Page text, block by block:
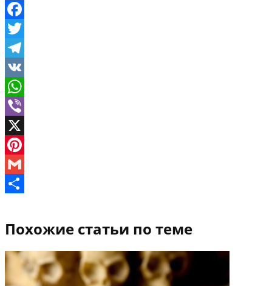
Facebook
Twitter
Telegram
VK
WhatsApp
Viber
X
Pinterest
Gmail
Похожие статьи по теме